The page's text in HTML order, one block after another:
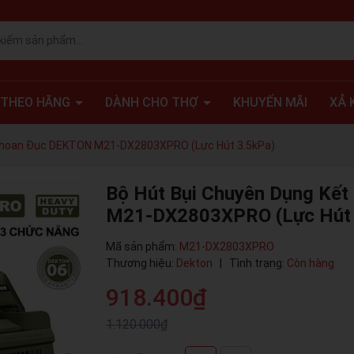
HÃNG DÀNH CHO THỢ KHUYẾN MÃI XẢ
Đục DEKTON M21-DX2803XPRO (Lực Hút 3.5kPa)
Bộ Hút Bụi Chuyên Dụng
M21-DX2803XPRO (Lực
Mã sản phẩm: M21-DX2803XPRO
Thương hiệu: Dekton Tình trạng: Còn hàng
918.400₫
1.120.000₫